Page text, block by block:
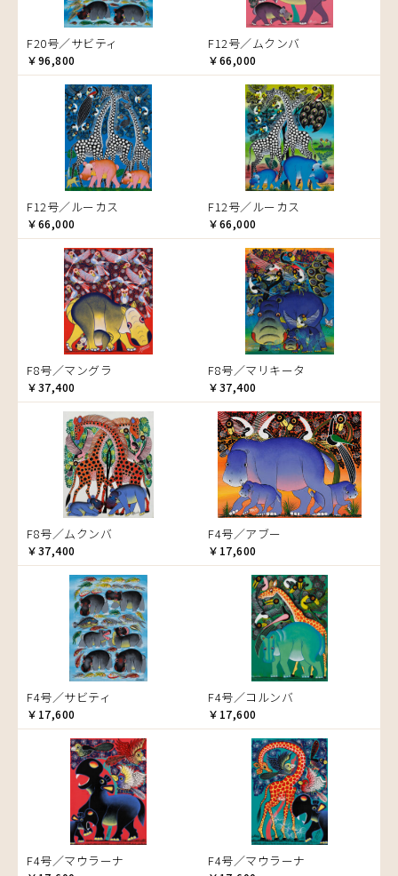
キリマンジャロ
孔雀
サイ
魚の群れ
桜
サル
シマウマ
ゾウ
タンザニア
タンザニアの女性
チーター
蝶
チンパンジー
動物たち
鳥
トカゲ
トンボ
日常
ニワトリ
バオバブの木
バッファロー
花
ヒョウ
フクロウ
ブドウの木
フラミンゴ
ヘビ
ペンギン
星空
マーケット
マサイ
マンゴーの木
水浴び
ライオン
ワニ
F20号／サビティ
￥96,800
F12号／ムクンバ
￥66,000
F12号／ルーカス
￥66,000
F12号／ルーカス
￥66,000
F8号／マングラ
￥37,400
F8号／マリキータ
￥37,400
F8号／ムクンバ
￥37,400
F4号／アブー
￥17,600
F4号／サビティ
￥17,600
F4号／コルンバ
￥17,600
F4号／マウラーナ F4号／マウラーナ